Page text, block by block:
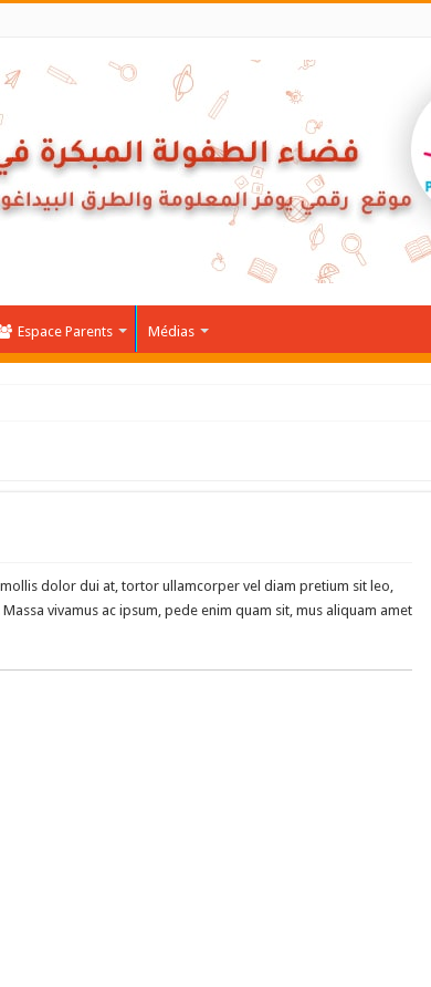
Espace Parents Médias
dolor dui at, tortor ullamcorper vel diam pretium sit leo,
vivamus ac ipsum, pede enim quam sit, mus aliquam amet